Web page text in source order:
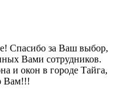
Спасибо за Ваш выбор,
Вами сотрудников.
и окон в городе Тайга,
Вам!!!